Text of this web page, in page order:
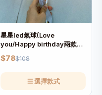
星星led氣球(Love
you/Happy birthday兩款可
供選擇)*可加於花束內*氣球
約15*18cm
$78$108
選擇款式